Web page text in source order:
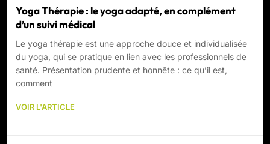
Yoga Thérapie : le yoga adapté, en complément
d’un suivi médical
Le yoga thérapie est une approche douce et individualisée
du yoga, qui se pratique en lien avec les professionnels de
santé. Présentation prudente et honnête : ce qu’il est,
comment
VOIR L'ARTICLE